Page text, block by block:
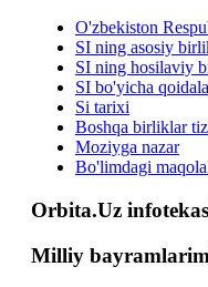
O'zbekiston
SI ning asosiy
SI ning hosilaviy
SI bo'yicha
Si tarixi
Boshqa birliklar
Moziyga nazar
Bo'limdagi
Orbita.Uz
Milliy